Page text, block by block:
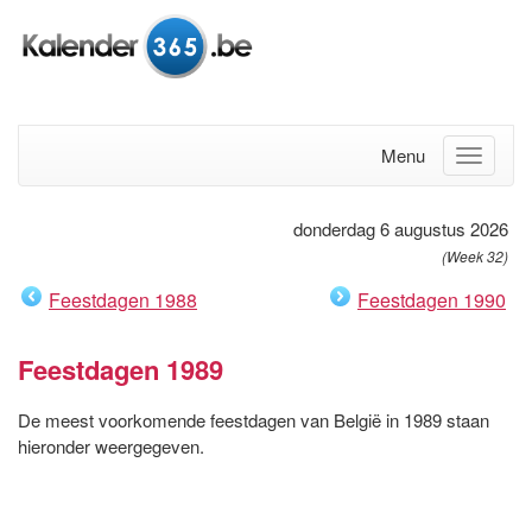
Menu
donderdag 6 augustus 2026
(Week 32)
Feestdagen 1988 Feestdagen 1990
Feestdagen 1989
De meest voorkomende feestdagen van België in 1989 staan
hieronder weergegeven.